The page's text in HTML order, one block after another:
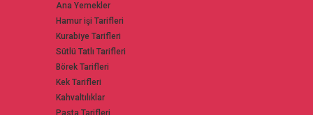
Ana Yemekler
Hamur işi Tarifleri
Kurabiye Tarifleri
Sütlü Tatlı Tarifleri
Börek Tarifleri
Kek Tarifleri
Kahvaltılıklar
Pasta Tarifleri